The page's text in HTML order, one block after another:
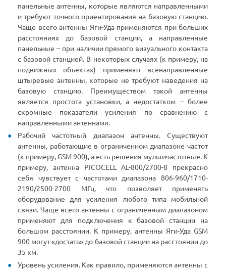
панельные антенны, которые являются направленными
и требуют точного ориентирования на базовую станцию.
Чаще всего антенны Яги-Уда применяются при больших
расстояниях до базовой станции, а направленные
панельные – при наличии прямого визуального контакта
с базовой станцией. В некоторых случаях (к примеру, на
подвижных объектах) применяют всенаправленные
штыревые антенны, которые не требуют наведения на
базовую станцию. Преимуществом такой антенны
является простота установки, а недостатком – более
скромные показатели усиления по сравнению с
направленными антеннами.
Рабочий частотный диапазон антенны. Существуют
антенны, работающие в ограниченном диапазоне частот
(к примеру, GSM 900), а есть решения мультичастотные. К
примеру, антенна PICOCELL AL-800/2700-8 прекрасно
себя чувствует с частотами диапазона 806-960/1710-
2190/2500-2700 МГц, что позволяет применять
оборудование для усиления любого типа мобильной
связи. Чаще всего антенны с ограниченным диапазоном
применяют для подключения к базовой станции на
большом расстоянии. К примеру, антенны Яги-Уда GSM
900 могут «достать» до базовой станции на расстоянии до
35 км.
Уровень усиления. Как правило, применяются антенны с